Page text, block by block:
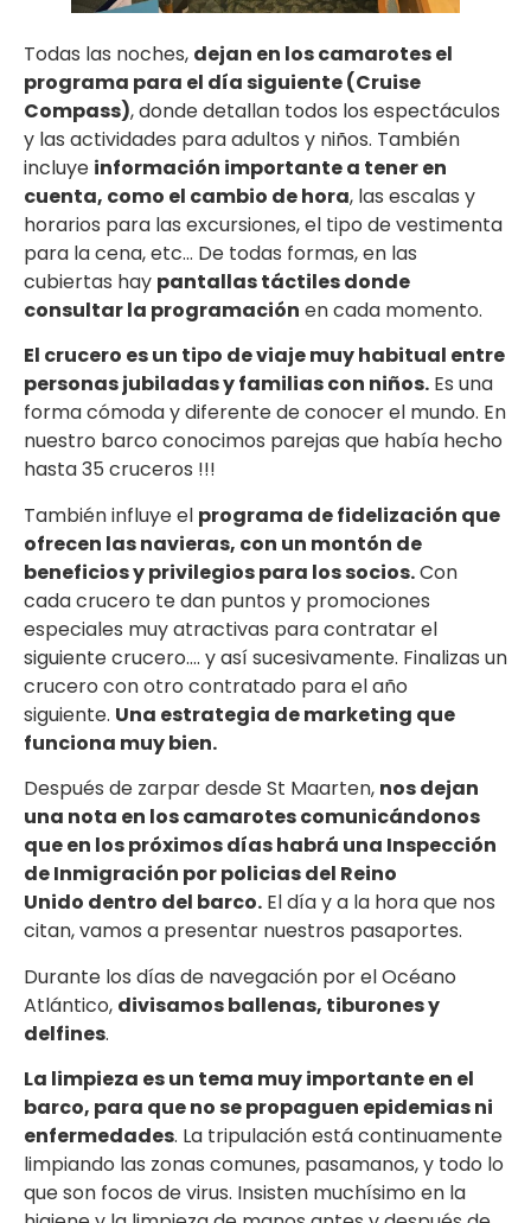
Todas las noches, dejan en los camarotes el
programa para el día siguiente (Cruise
Compass), donde detallan todos los espectáculos
y las actividades para adultos y niños. También
incluye información importante a tener en
cuenta, como el cambio de hora, las escalas y
horarios para las excursiones, el tipo de vestimenta
para la cena, etc… De todas formas, en las
cubiertas hay pantallas táctiles donde
consultar la programación en cada momento.
El crucero es un tipo de viaje muy habitual entre
personas jubiladas y familias con niños. Es una
forma cómoda y diferente de conocer el mundo. En
nuestro barco conocimos parejas que había hecho
hasta 35 cruceros !!!
También influye el programa de fidelización que
ofrecen las navieras, con un montón de
beneficios y privilegios para los socios.Con
cada crucero te dan puntos y promociones
especiales muy atractivas para contratar el
siguiente crucero…. y así sucesivamente. Finalizas un
crucero con otro contratado para el año
siguiente. Una estrategia de marketing que
funciona muy bien.
Después de zarpar desde St Maarten, nos dejan
una nota en los camarotes comunicándonos
que en los próximos días habrá una Inspección
de Inmigración por policias del Reino
Unido dentro del barco. El día y a la hora que nos
citan, vamos a presentar nuestros pasaportes.
Durante los días de navegación por el Océano
Atlántico, divisamos ballenas, tiburones y
delfines.
La limpieza es un tema muy importante en el
barco, para que no se propaguen epidemias ni
enfermedades. La tripulación está continuamente
limpiando las zonas comunes, pasamanos, y todo lo
que son focos de virus. Insisten muchísimo en la